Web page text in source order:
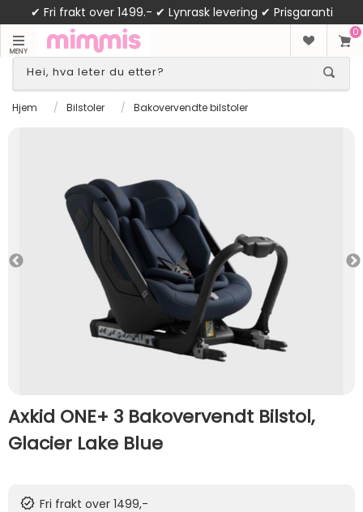
✔ Fri frakt over 1499.- ✔ Lynrask levering ✔ Prisgaranti
MENY
0
Hjem / Bilstoler / Bakovervendte bilstoler
Axkid ONE+ 3 Bakovervendt Bilstol,
Glacier Lake Blue
Fri frakt over 1499,-